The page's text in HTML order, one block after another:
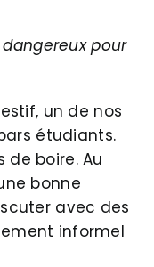
dangereux pour
un de nos
étudiants.
de boire. Au
bonne
avec des
informel